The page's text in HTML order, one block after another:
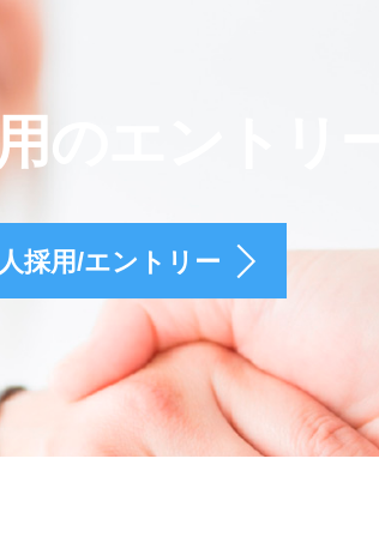
のエントリ
採用/エントリー